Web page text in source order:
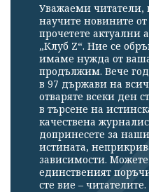
Уважаеми читатели,
научите новините
прочетете актуални
„Клуб Z“. Ние се
имаме нужда от
продължим. Вече
в 97 държави на
отваряте всеки ден
в търсене на
качествена
допринесете за
истината,
зависимости.
единственият
сте вие – читателите.